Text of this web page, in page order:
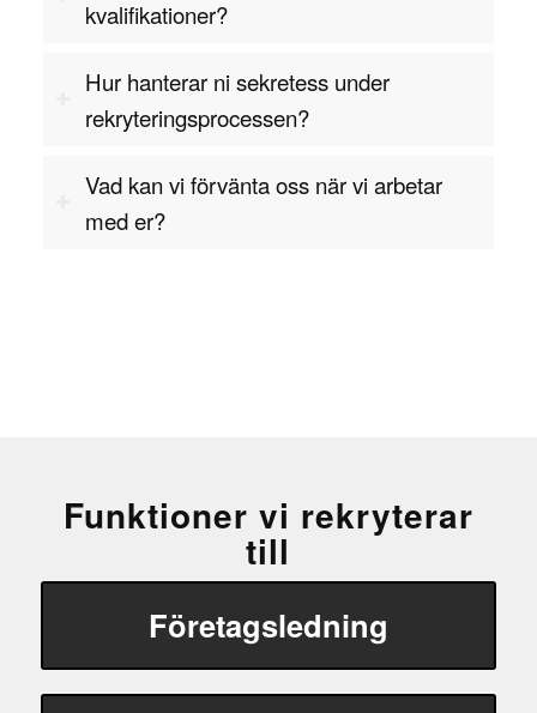
kvalifikationer?
Hur hanterar ni sekretess under
rekryteringsprocessen?
Vad kan vi förvänta oss när vi arbetar
med er?
Funktioner vi rekryterar
till
Företagsledning